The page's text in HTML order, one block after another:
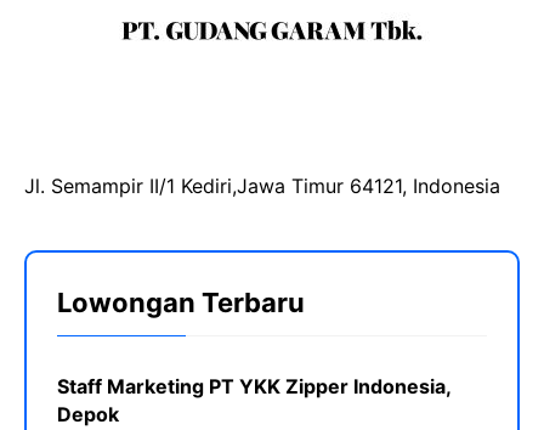
Jl. Semampir II/1 Kediri,Jawa Timur 64121, Indonesia
Lowongan Terbaru
Staff Marketing PT YKK Zipper Indonesia,
Depok